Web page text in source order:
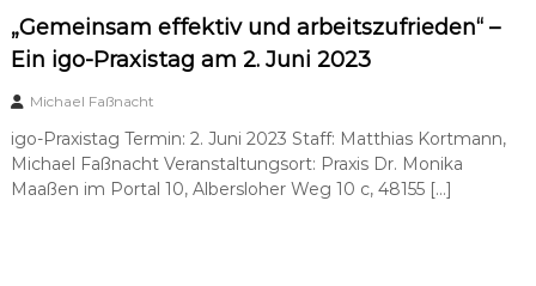
„Gemeinsam effektiv und arbeitszufrieden“ –
Ein igo-Praxistag am 2. Juni 2023
Michael Faßnacht
igo-Praxistag Termin: 2. Juni 2023 Staff: Matthias Kortmann,
Michael Faßnacht Veranstaltungsort: Praxis Dr. Monika
Maaßen im Portal 10, Albersloher Weg 10 c, 48155 […]